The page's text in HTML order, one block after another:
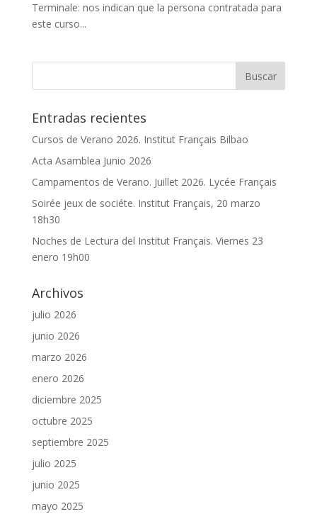
Terminale: nos indican que la persona contratada para
este curso...
Entradas recientes
Cursos de Verano 2026. Institut Français Bilbao
Acta Asamblea Junio 2026
Campamentos de Verano. Juillet 2026. Lycée Français
Soirée jeux de sociéte. Institut Français, 20 marzo
18h30
Noches de Lectura del Institut Français. Viernes 23
enero 19h00
Archivos
julio 2026
junio 2026
marzo 2026
enero 2026
diciembre 2025
octubre 2025
septiembre 2025
julio 2025
junio 2025
mayo 2025